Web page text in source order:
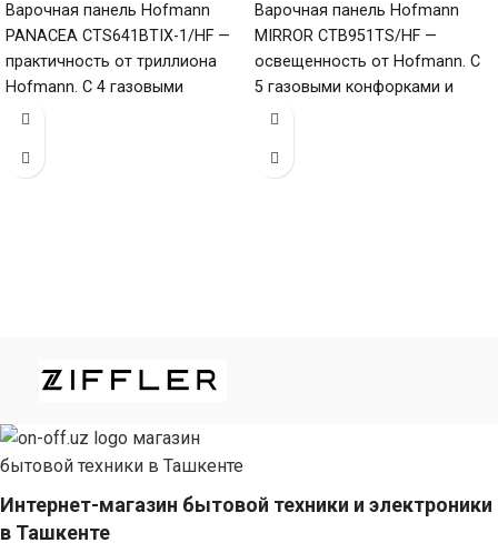
Варочная панель Hofmann
PANACEA CTS641BTIX-1/HF —
практичность от триллиона
Hofmann. С 4 газовыми
конфорками и поверхностью
(габариты
Варочная панель Hofmann
MIRROR CTB951TS/HF —
освещенность от Hofmann. С
5 газовыми конфорками и
поверхностью из закалённого
Интернет-магазин бытовой техники и электроники
в Ташкенте